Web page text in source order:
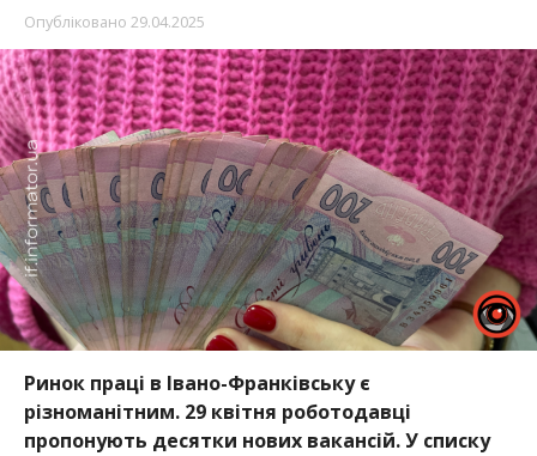
Опубліковано 29.04.2025
Ринок праці в Івано-Франківську є
різноманітним. 29 квітня роботодавці
пропонують десятки нових вакансій. У списку